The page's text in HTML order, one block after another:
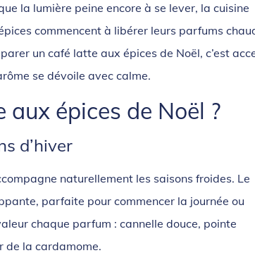
la lumière peine encore à se lever, la cuisine
commencent à libérer leurs parfums
un café latte aux épices de Noël, c’est
se dévoile avec calme.
épices de Noël ?
d’hiver
naturellement les saisons froides. Le
parfaite pour commencer la journée ou
chaque parfum : cannelle douce, pointe
de la cardamome.